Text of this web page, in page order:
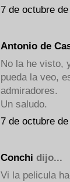
7 de octubre
Antonio de
No la he visto,
pueda la veo,
admiradores.
Un saludo.
7 de octubre
Conchi dijo...
Vi la pelicula